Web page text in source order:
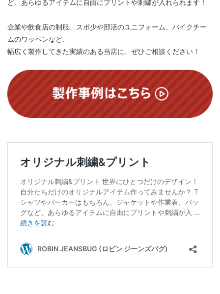
ど、あらゆるアイテムに自由にプリントや刺繍が入れられます！
企業や飲食店の制服、スポ少や部活のユニフォーム、バイクチー
ムのワッペンなど、
幅広く製作してきた実績のある当店に、ぜひご相談ください！